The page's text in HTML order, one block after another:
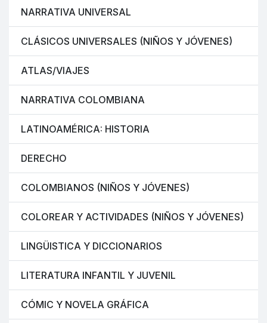
NARRATIVA UNIVERSAL
CLÁSICOS UNIVERSALES (NIÑOS Y JÓVENES)
ATLAS/VIAJES
NARRATIVA COLOMBIANA
LATINOAMÉRICA: HISTORIA
DERECHO
COLOMBIANOS (NIÑOS Y JÓVENES)
COLOREAR Y ACTIVIDADES (NIÑOS Y JÓVENES)
LINGÜISTICA Y DICCIONARIOS
LITERATURA INFANTIL Y JUVENIL
CÓMIC Y NOVELA GRÁFICA